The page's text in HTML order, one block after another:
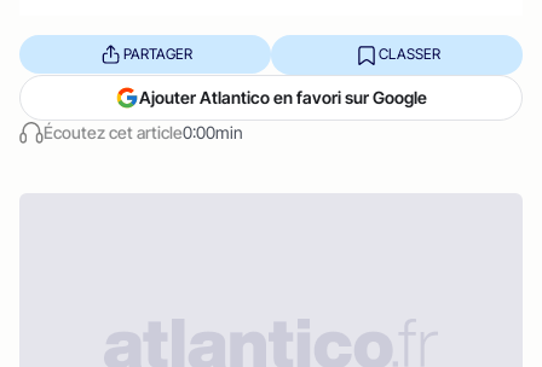
Écoutez cet article0:00min
PARTAGER CLASSER
Ajouter Atlantico en favori sur Google